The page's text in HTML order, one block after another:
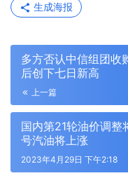
生成海报
多方否认中信组团收
后创下七日新高
上一篇
国内第21轮油价调整
号汽油将上涨
2023年4月29日 下午2:18